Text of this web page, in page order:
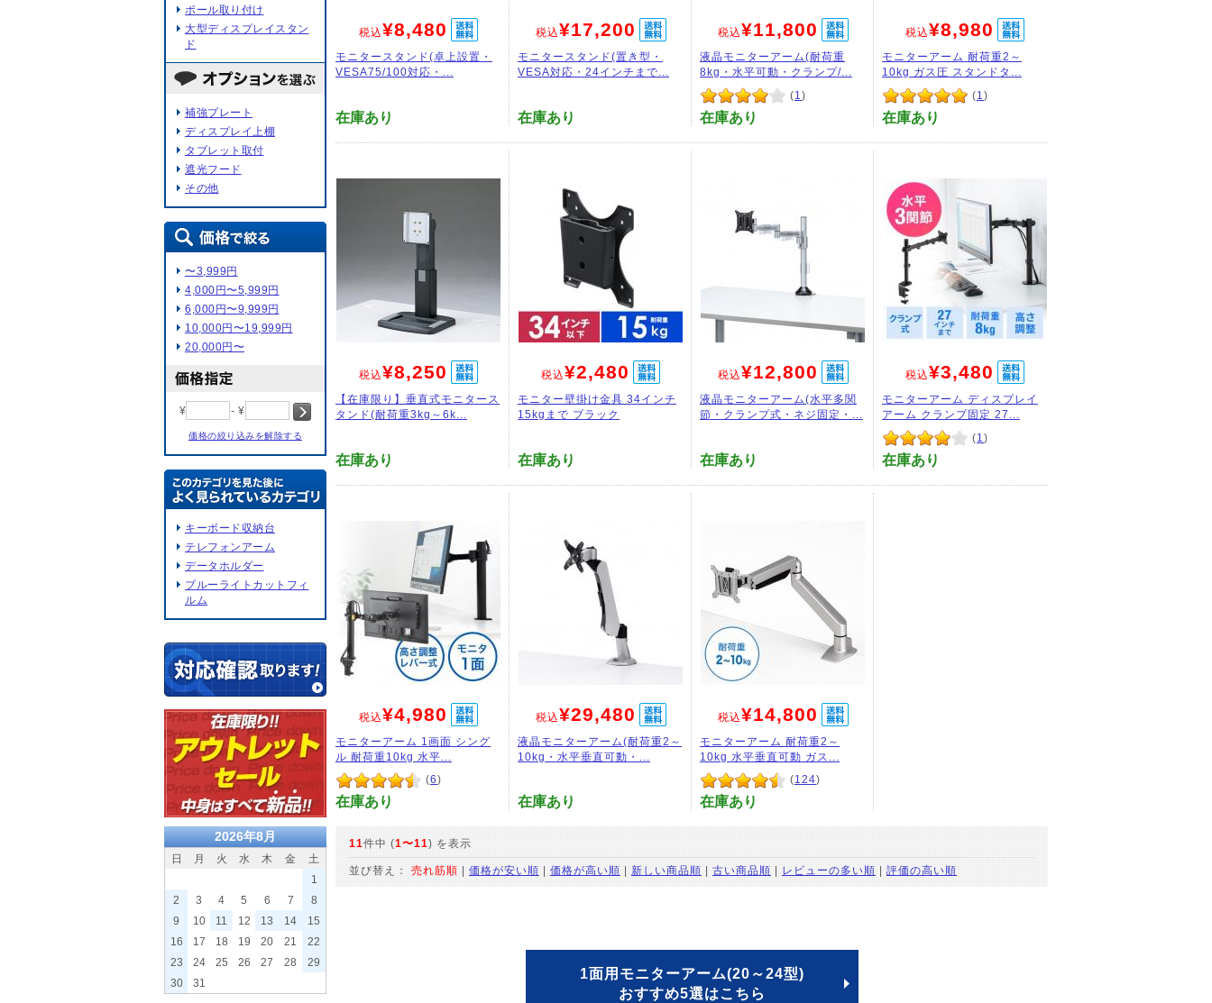
ポール取り付け
大型ディスプレイスタン
ド
補強プレート
ディスプレイ上棚
タブレット取付
遮光フード
その他
〜3,999円
4,000円〜5,999円
6,000円〜9,999円
10,000円〜19,999円
20,000円〜
¥ - ¥
価格の絞り込みを解除する
キーボード収納台
テレフォンアーム
データホルダー
ブルーライトカットフィ
ルム
2026年8月
日 月 火 水 木 金
土
1
2
3 4 5 6 7
8
9
10 11 12 13 14
15
16
17 18 19 20 21
22
23
24 25 26 27 28
29
30
31
税込¥8,480
モニタースタンド(卓上設置・
VESA75/100対応・...
在庫あり
税込¥17,200
モニタースタンド(置き型・
VESA対応・24インチまで...
在庫あり
税込¥11,800
液晶モニターアーム(耐荷重
8kg・水平可動・クランプ/...
(1 )
在庫あり
税込¥8,980
モニターアーム 耐荷重2～
10kg ガス圧 スタンドタ...
(1 )
在庫あり
税込¥8,250
【在庫限り】垂直式モニタース
タンド(耐荷重3kg～6k...
在庫あり
税込¥2,480
モニター壁掛け金具 34インチ
15kgまで ブラック
在庫あり
税込¥12,800
液晶モニターアーム(水平多関
節・クランプ式・ネジ固定・...
在庫あり
税込¥3,480
モニターアーム ディスプレイ
アーム クランプ固定 27...
(1 )
在庫あり
税込¥4,980
モニターアーム 1画面 シング
ル 耐荷重10kg 水平...
(6)
在庫あり
税込¥29,480
液晶モニターアーム(耐荷重2～
10kg・水平垂直可動・...
在庫あり
税込¥14,800
モニターアーム 耐荷重2～
10kg 水平垂直可動 ガス...
(124)
在庫あり
11件中 (1〜11) を表示
並び替え： 売れ筋順 価格が安い順 価格が高い順 新しい商品順 古い商品順 レビューの多い順 評価の高い順
1面用モニターアーム(20～24型)
おすすめ5選はこちら